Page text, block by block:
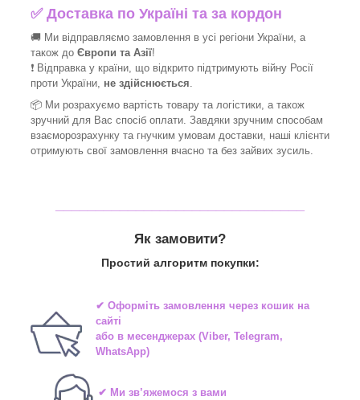
✅Доставка по Україні та за кордон
🚚 Ми відправляємо замовлення в усі регіони України, а
також до Європи та Азії!
❗ Відправка у країни, що відкрито підтримують війну Росії
проти України, не здійснюється
📦 Ми розрахуємо вартість товару та логістики, а також
зручний для Вас спосіб оплати. Завдяки зручним способам
взаєморозрахунку та гнучким умовам доставки, наші клієнти
отримують свої замовлення вчасно та без зайвих зусиль.
Як замовити?
Простий алгоритм покупки:
✔ Оформіть замовлення через кошик на
сайті
або в месенджерах(Viber, Telegram,
WhatsApp)
✔ Ми зв’яжемося з вами